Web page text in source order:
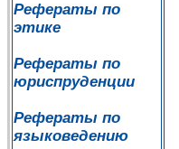
Рефераты по
этике
Рефераты по
юриспруденции
Рефераты по
языковедению